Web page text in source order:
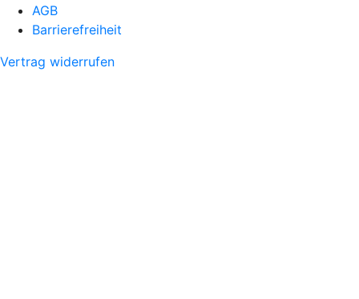
AGB
Barrierefreiheit
Vertrag widerrufen